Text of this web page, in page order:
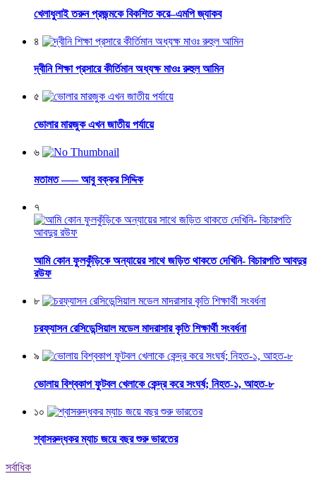
খেলাধুলাই তরুন প্রজন্মকে বিকশিত করে–এমপি জ্যাকব
৪
দ্বীনি শিক্ষা প্রসারে কীর্তিমান অধ্যক্ষ মাওঃ রুহুল আমিন
৫
ভোলার মারজুক এখন জাতীয় পর্যায়ে
৬
মতামত —– আবু বক্কর সিদ্দিক
৭
আমি কোন ফুলকুঁড়িকে অন্যায়ের সাথে জড়িত থাকতে দেখিনি- বিচারপতি আবদুর
রউফ
৮
চরফ্যাসন রেসিডেন্সিয়াল মডেল মাদরাসার কৃতি শিক্ষার্থী সংবর্ধনা
৯
ভোলায় বিশ্বকাপ ফুটবল খেলাকে কেন্দ্র করে সংঘর্ষ; নিহত-১, আহত-৮
১০
শ্বাসরুদ্ধকর ম্যাচ জয়ে বছর শুরু ভারতের
সর্বাধিক